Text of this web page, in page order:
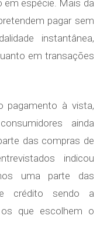
em espécie. Mais da
pagar sem
instantânea,
em transações
pagamento à vista,
ainda
das compras de
indicou
uma parte das
crédito sendo a
que escolhem o